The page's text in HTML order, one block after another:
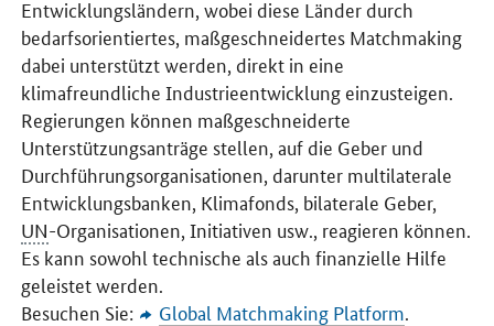
Entwicklungsländern, wobei diese Länder durch
bedarfsorientiertes, maßgeschneidertes Matchmaking
dabei unterstützt werden, direkt in eine
klimafreundliche Industrieentwicklung einzusteigen.
Regierungen können maßgeschneiderte
Unterstützungsanträge stellen, auf die Geber und
Durchführungsorganisationen, darunter multilaterale
Entwicklungsbanken, Klimafonds, bilaterale Geber,
UN-Organisationen, Initiativen usw., reagieren können.
Es kann sowohl technische als auch finanzielle Hilfe
geleistet werden.
Besuchen Sie:
Global Matchmaking Platform